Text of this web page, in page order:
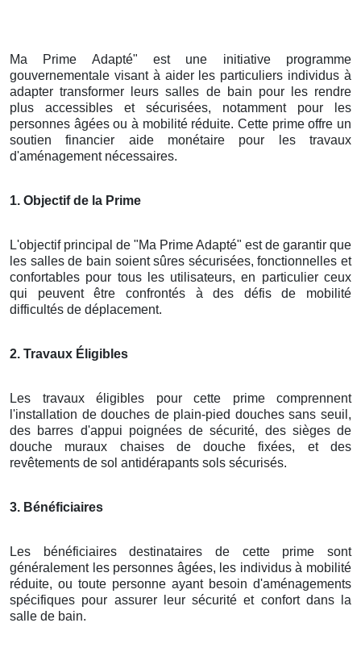
Ma Prime Adapté" est une initiative programme
gouvernementale visant à aider les particuliers individus à
adapter transformer leurs salles de bain pour les rendre
plus accessibles et sécurisées, notamment pour les
personnes âgées ou à mobilité réduite. Cette prime offre un
soutien financier aide monétaire pour les travaux
d'aménagement nécessaires.
1. Objectif de la Prime
L'objectif principal de "Ma Prime Adapté" est de garantir que
les salles de bain soient sûres sécurisées, fonctionnelles et
confortables pour tous les utilisateurs, en particulier ceux
qui peuvent être confrontés à des défis de mobilité
difficultés de déplacement.
2. Travaux Éligibles
Les travaux éligibles pour cette prime comprennent
l'installation de douches de plain-pied douches sans seuil,
des barres d'appui poignées de sécurité, des sièges de
douche muraux chaises de douche fixées, et des
revêtements de sol antidérapants sols sécurisés.
3. Bénéficiaires
Les bénéficiaires destinataires de cette prime sont
généralement les personnes âgées, les individus à mobilité
réduite, ou toute personne ayant besoin d'aménagements
spécifiques pour assurer leur sécurité et confort dans la
salle de bain.